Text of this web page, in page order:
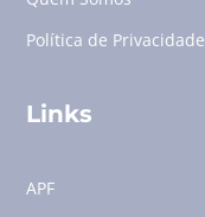
Política de Privacidade
Links
APF